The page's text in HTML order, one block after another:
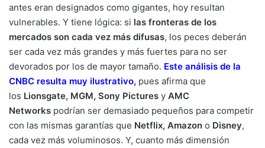
antes eran designados como gigantes, hoy resultan
vulnerables. Y tiene lógica: si las fronteras de los
mercados son cada vez más difusas, los peces deberán
ser cada vez más grandes y más fuertes para no ser
devorados por los de mayor tamaño. Este análisis de la
CNBC resulta muy ilustrativo, pues afirma que
los Lionsgate, MGM, Sony Pictures y AMC
Networks podrían ser demasiado pequeños para competir
con las mismas garantías que Netflix, Amazon o Disney,
cada vez más voluminosos. Y, cuanto más dimensión